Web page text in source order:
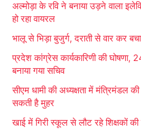
c
o
:
अल्मोड़ा के रवि ने बनाया उड़ने वाला
हो रहा वायरल
भालू से भिड़ा बुजुर्ग, दराती से वार कर
प्रदेश कांग्रेस कार्यकारिणी की घोषणा,
बनाया गया सचिव
सीएम धामी की अध्यक्षता में मंत्रिमंडल
सकती है मुहर
खाई में गिरी स्कूल से लौट रहे शिक्षकों